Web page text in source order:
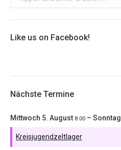
Like us on Facebook!
Nächste Termine
Mittwoch 5. August 8:00 – Sonntag
Kreisjugendzeltlager